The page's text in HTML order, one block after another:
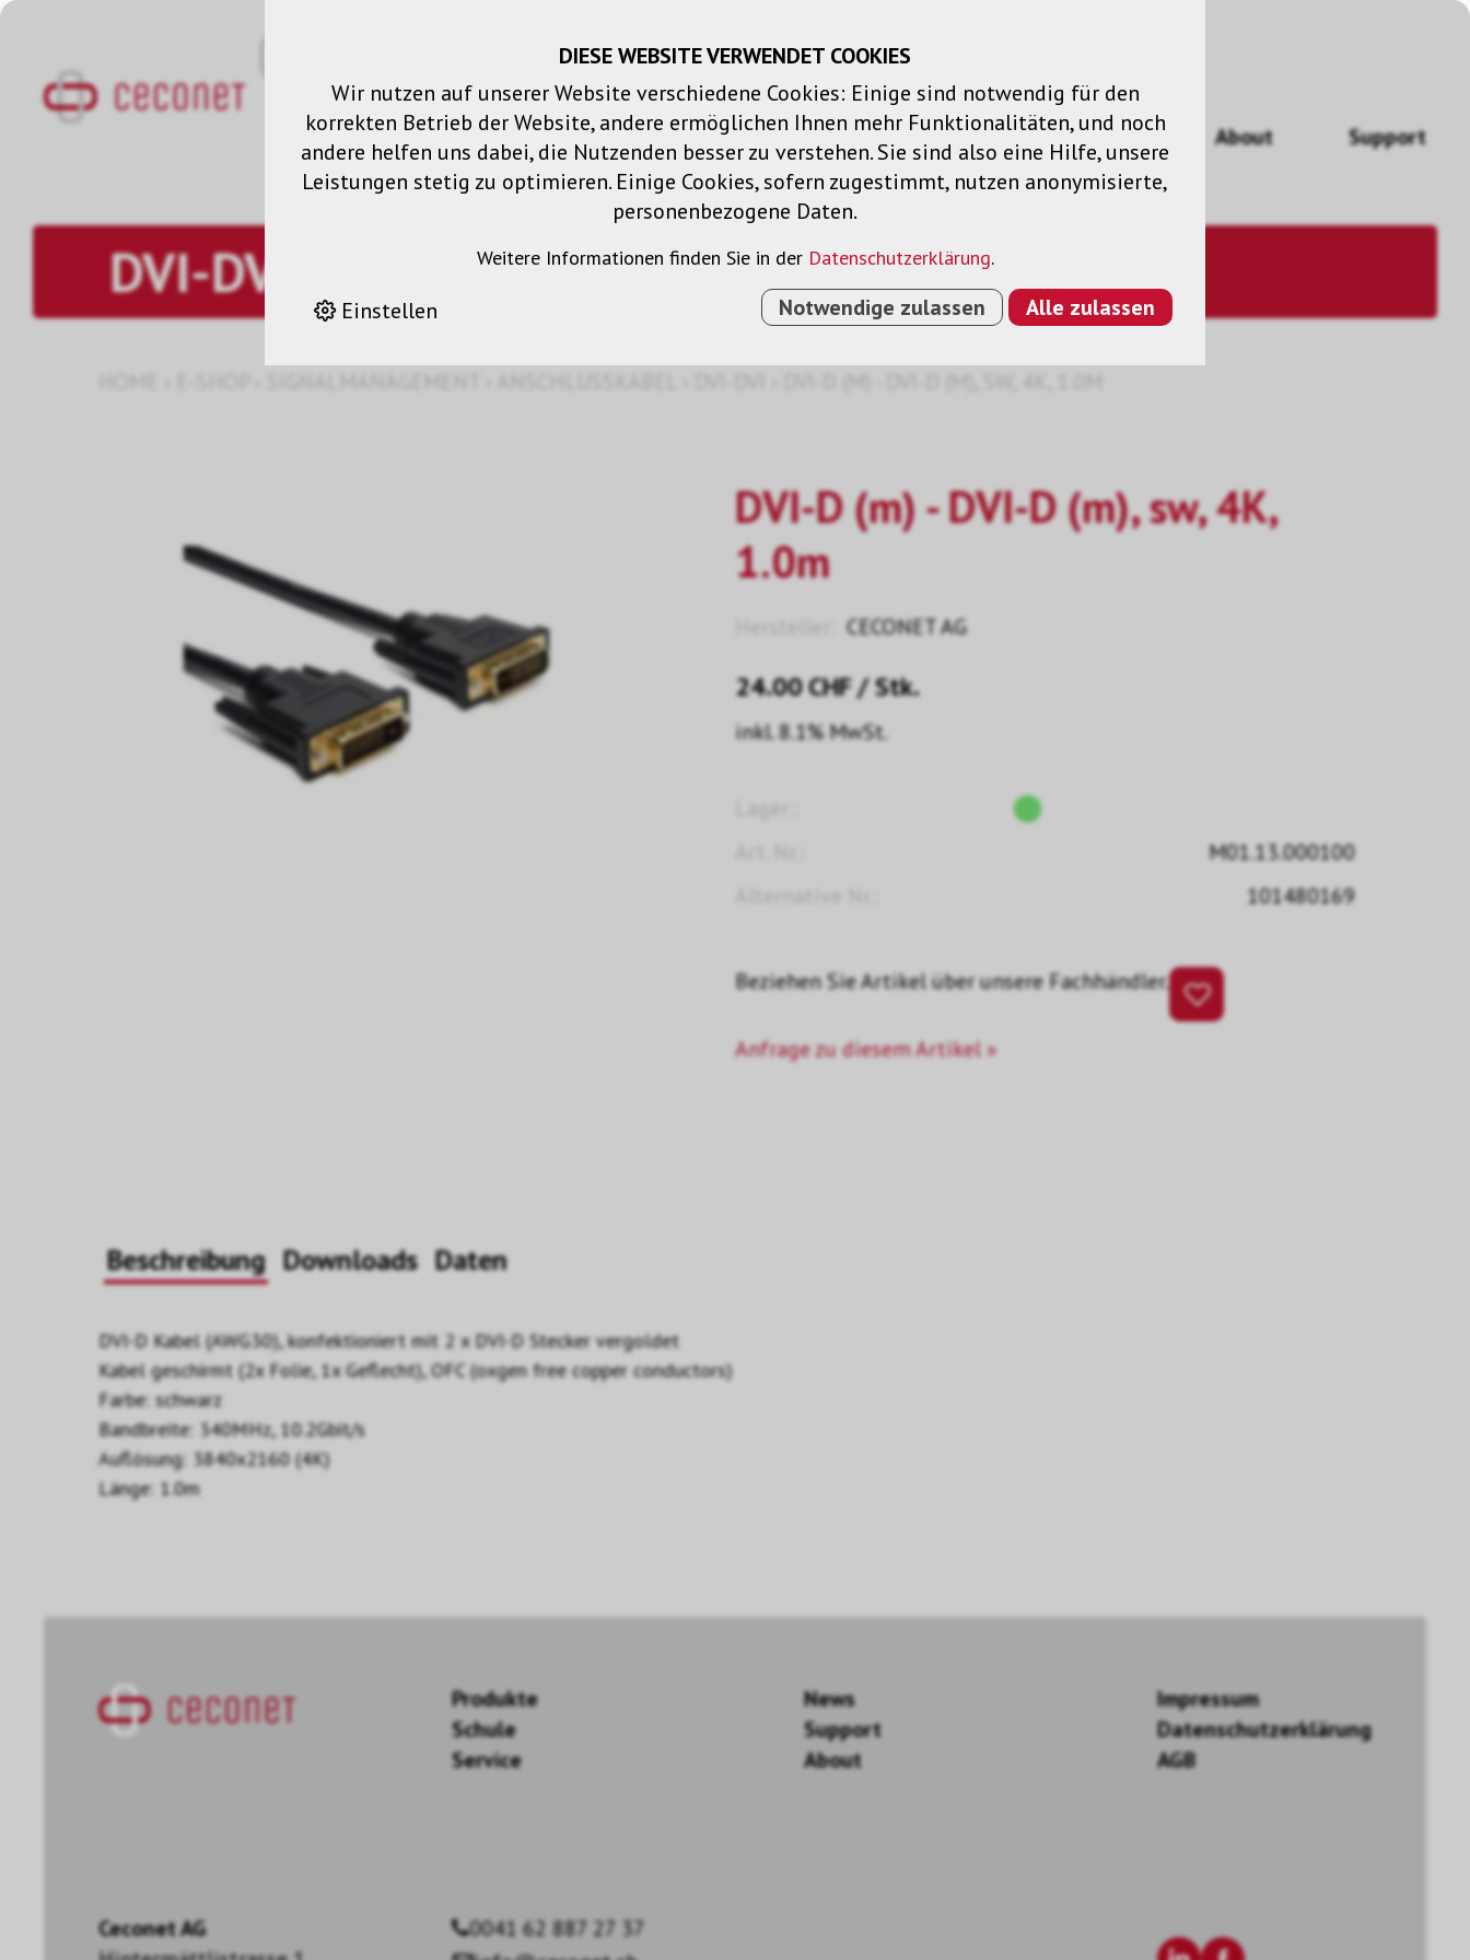
Warenkorb Merklisten Login
Produkte Lösungen Dienstleistungen News About Support
DVI-DVI
DVI-D (m) - DVI-D (m), sw, 4K,
1.0m
CECONET AG
24.00CHF/ Stk.
inkl. 8.1% MwSt.
M01.13.000100
101480169
Beziehen Sie Artikel über unsere Fachhändler.
Anfrage zu diesem Artikel »
Beschreibung Downloads Daten
DVI-D Kabel (AWG30), konfektioniert mit 2 x DVI-D Stecker vergoldet
Kabel geschirmt (2x Folie, 1x Geflecht), OFC (oxgen free copper conductors)
Farbe: schwarz
Bandbreite: 340MHz, 10.2Gbit/s
Auflösung: 3840x2160 (4K)
Länge: 1.0m
Produkte
Schule
Service
News
Support
About
Impressum
Datenschutzerklärung
AGB
Ceconet AG
0041 62 887 27 37
DIESE WEBSITE VERWENDET COOKIES
Wir nutzen auf unserer Website verschiedene Cookies: Einige sind notwendig für den
korrekten Betrieb der Website, andere ermöglichen Ihnen mehr Funktionalitäten, und noch
andere helfen uns dabei, die Nutzenden besser zu verstehen. Sie sind also eine Hilfe, unsere
Leistungen stetig zu optimieren. Einige Cookies, sofern zugestimmt, nutzen anonymisierte,
personenbezogene Daten.
Weitere Informationen finden Sie in der Datenschutzerklärung.
Einstellen Notwendige zulassen Alle zulassen